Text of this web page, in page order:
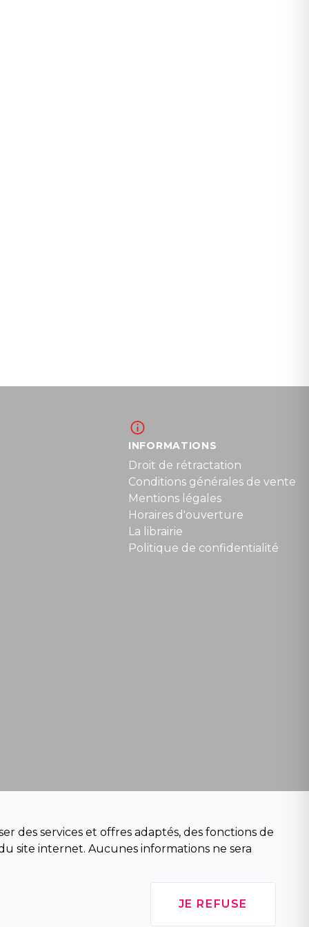
INFORMATIONS
Droit de rétractation
Conditions générales de vente
Mentions légales
Horaires d'ouverture
La librairie
Politique de confidentialité
des services et offres adaptés, des fonctions de
site internet. Aucunes informations ne sera
JE REFUSE